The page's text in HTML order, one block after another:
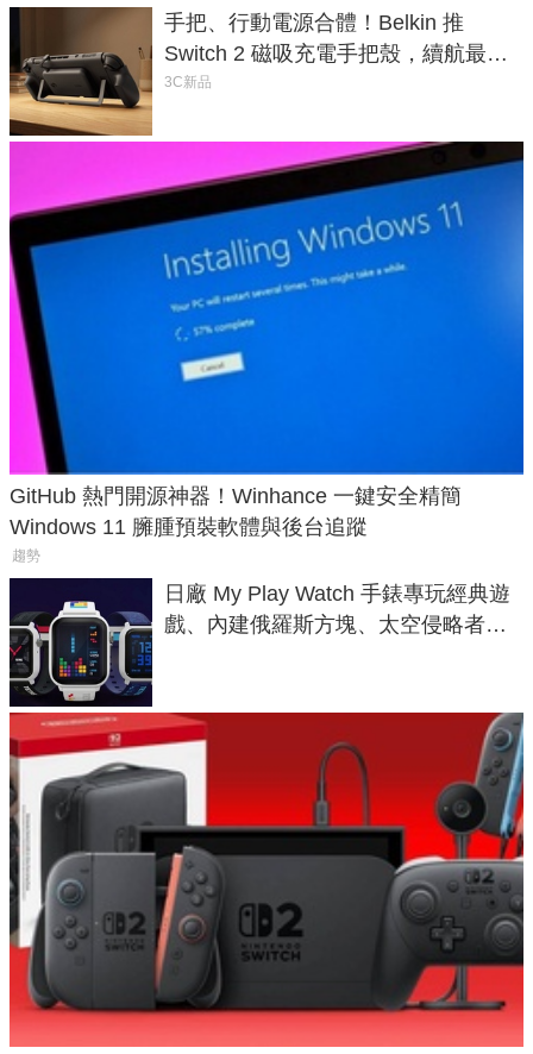
手把、行動電源合體！Belkin 推
Switch 2 磁吸充電手把殼，續航最高
延長 1.5 倍
3C新品
GitHub 熱門開源神器！Winhance 一鍵安全精簡
Windows 11 臃腫預裝軟體與後台追蹤
趨勢
日廠 My Play Watch 手錶專玩經典遊
戲、內建俄羅斯方塊、太空侵略者，